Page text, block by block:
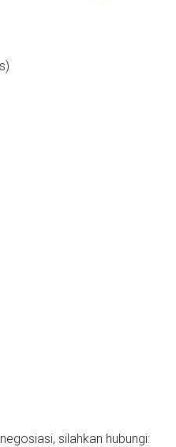
silahkan hubungi: